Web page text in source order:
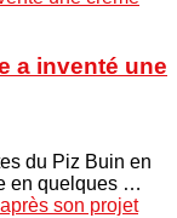
a inventé une
du Piz Buin en
en quelques …